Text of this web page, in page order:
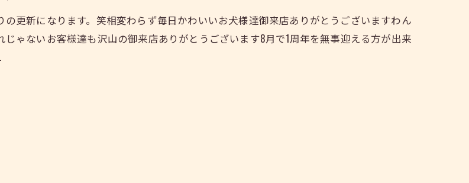
の更新になります。笑相変わらず毎日かわいいお犬様達御来店ありがとうございますわん
じゃないお客様達も沢山の御来店ありがとうございます8月で1周年を無事迎える方が出来